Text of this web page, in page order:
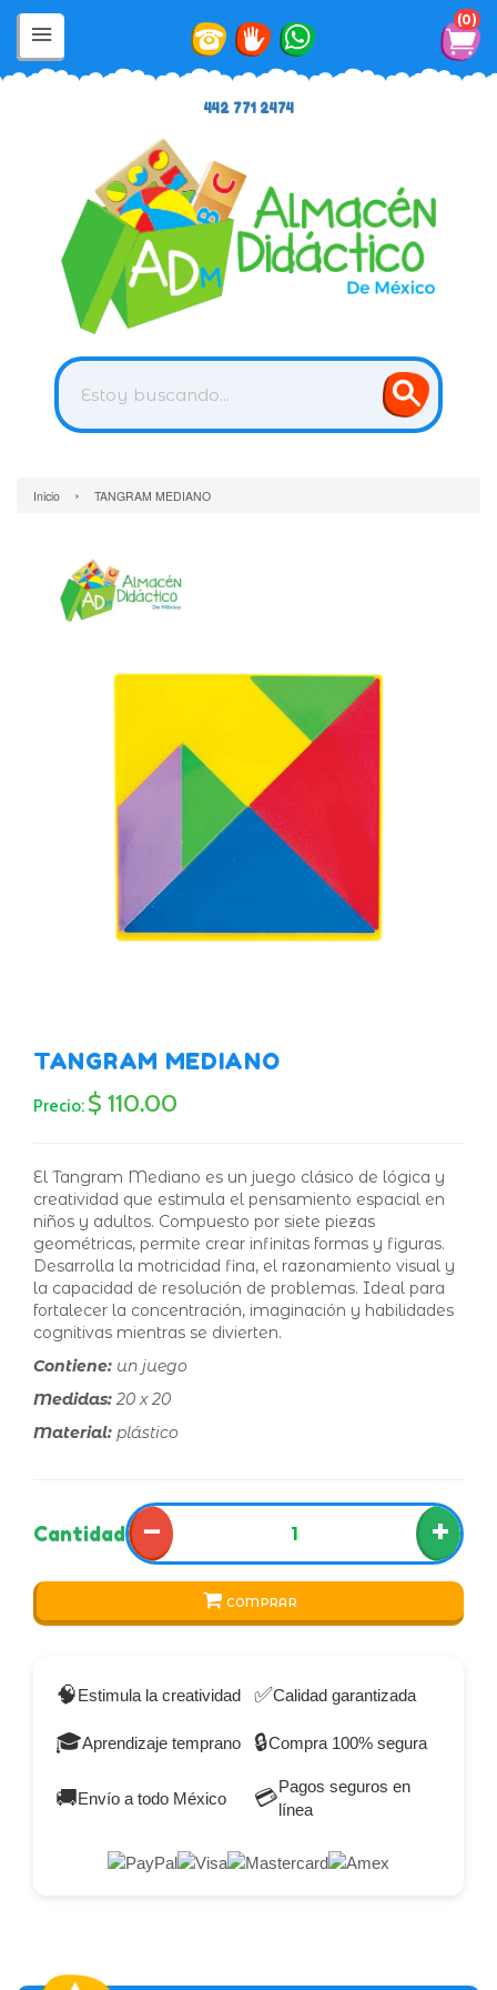
0
442 771 2474
Inicio › TANGRAM MEDIANO
TANGRAM MEDIANO
Precio: $ 110.00
El Tangram Mediano es un juego clásico de lógica y
creatividad que estimula el pensamiento espacial en
niños y adultos. Compuesto por siete piezas
geométricas, permite crear infinitas formas y figuras.
Desarrolla la motricidad fina, el razonamiento visual y
la capacidad de resolución de problemas. Ideal para
fortalecer la concentración, imaginación y habilidades
cognitivas mientras se divierten.
Contiene: un juego
Medidas: 20 x 20
Material: plástico
Cantidad − +
COMPRAR
🧠Estimula la creatividad ✅Calidad garantizada
🎓Aprendizaje temprano 🔒Compra 100% segura
🚚Envío a todo México 💳Pagos seguros en
línea